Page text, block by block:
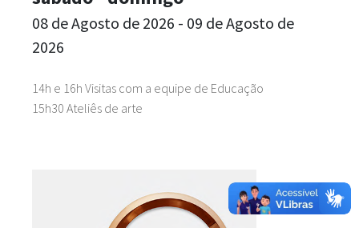
14h e 16h Visitas com a equipe de Educação
15h30 Ateliês de arte
08 de Agosto de 2026 - 09 de Agosto de
2026